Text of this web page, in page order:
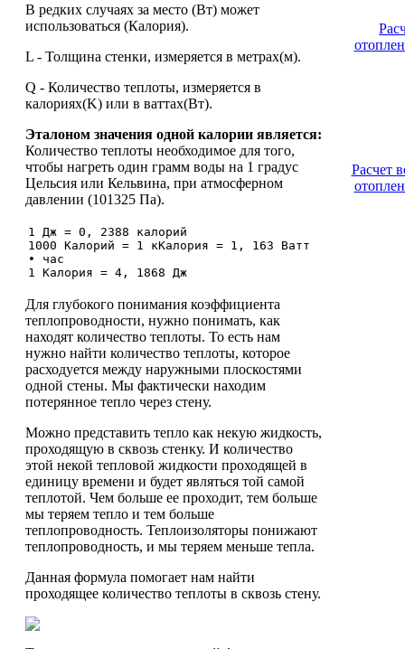
В редких случаях за место (Вт) может
использоваться (Калория).
L - Толщина стенки, измеряется в метрах(м).
Q - Количество теплоты, измеряется в
калориях(K) или в ваттах(Вт).
Эталоном значения одной калории является:
Количество теплоты необходимое для того,
чтобы нагреть один грамм воды на 1 градус
Цельсия или Кельвина, при атмосферном
давлении (101325 Па).
1 Дж = 0, 2388 калорий
1000 Калорий = 1 кКалория = 1, 163 Ватт
• час
1 Калория = 4, 1868 Дж
Для глубокого понимания коэффициента
теплопроводности, нужно понимать, как
находят количество теплоты. То есть нам
нужно найти количество теплоты, которое
расходуется между наружными плоскостями
одной стены. Мы фактически находим
потерянное тепло через стену.
Можно представить тепло как некую жидкость,
проходящую в сквозь стенку. И количество
этой некой тепловой жидкости проходящей в
единицу времени и будет являться той самой
теплотой. Чем больше ее проходит, тем больше
мы теряем тепло и тем больше
теплопроводность. Теплоизоляторы понижают
теплопроводность, и мы теряем меньше тепла.
Данная формула помогает нам найти
проходящее количество теплоты в сквозь стену.
Расчет